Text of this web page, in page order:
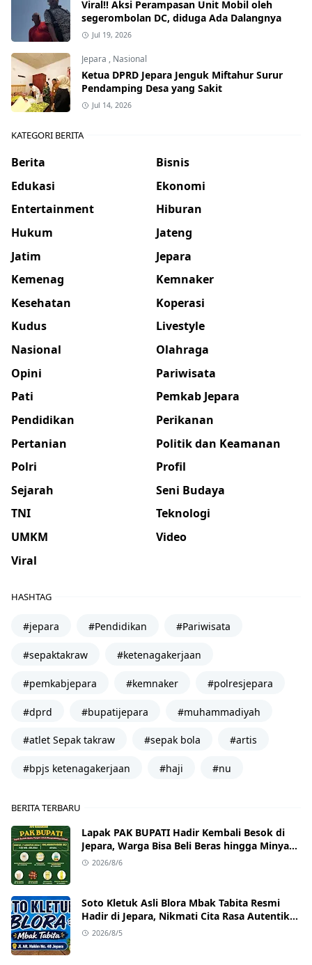
Viral!! Aksi Perampasan Unit Mobil oleh
segerombolan DC, diduga Ada Dalangnya
Jul 19, 2026
Jepara , Nasional
Ketua DPRD Jepara Jenguk Miftahur Surur
Pendamping Desa yang Sakit
Jul 14, 2026
KATEGORI BERITA
Berita
Bisnis
Edukasi
Ekonomi
Entertainment
Hiburan
Hukum
Jateng
Jatim
Jepara
Kemenag
Kemnaker
Kesehatan
Koperasi
Kudus
Livestyle
Nasional
Olahraga
Opini
Pariwisata
Pati
Pemkab Jepara
Pendidikan
Perikanan
Pertanian
Politik dan Keamanan
Polri
Profil
Sejarah
Seni Budaya
TNI
Teknologi
UMKM
Video
Viral
HASHTAG
#jepara #Pendidikan #Pariwisata
#sepaktakraw #ketenagakerjaan
#pemkabjepara #kemnaker #polresjepara
#dprd #bupatijepara #muhammadiyah
#atlet Sepak takraw #sepak bola #artis
#bpjs ketenagakerjaan #haji #nu
BERITA TERBARU
Lapak PAK BUPATI Hadir Kembali Besok di
Jepara, Warga Bisa Beli Beras hingga Minyak
Goreng dengan Harga Terjangkau
2026/8/6
Soto Kletuk Asli Blora Mbak Tabita Resmi
Hadir di Jepara, Nikmati Cita Rasa Autentik
Mulai Rp10 Ribu
2026/8/5